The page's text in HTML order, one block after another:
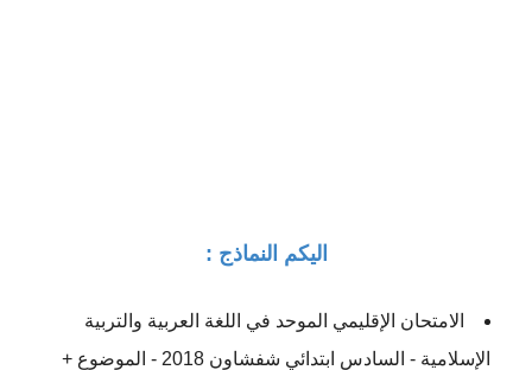
اليكم النماذج :
الامتحان الإقليمي الموحد في اللغة العربية والتربية
الإسلامية - السادس ابتدائي شفشاون 2018 - الموضوع +